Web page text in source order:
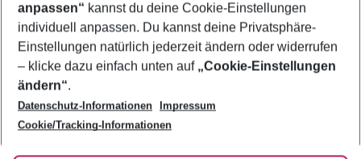
Footer
Footer navigation
Über uns
AGB
Bestpreisgarantie
Cookie-Einstellungen ändern
Cookie-Richtlinie
Agenturbetreuung
Barrierefreies Reisen
Folge uns
anpassen“ kannst du deine Cookie-Einstellungen
individuell anpassen. Du kannst deine Privatsphäre-
Einstellungen natürlich jederzeit ändern oder widerrufen
– klicke dazu einfach unten auf „Cookie-Einstellungen
ändern“.
Datenschutz-Informationen
Impressum
Cookie/Tracking-Informationen